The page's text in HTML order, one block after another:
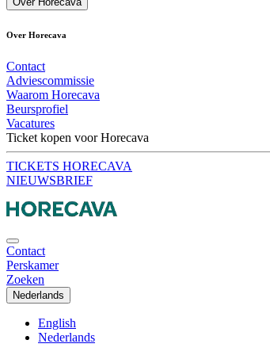
Over Horecava
Contact
Adviescommissie
Waarom Horecava
Beursprofiel
Vacatures
Ticket kopen voor Horecava
TICKETS HORECAVA
NIEUWSBRIEF
Contact
Perskamer
Zoeken
Nederlands
English
Nederlands